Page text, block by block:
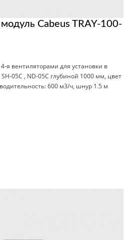
Cabeus TRAY-100-
я вентиляторами для установки в
05C , ND-05C глубиной 1000 мм, цвет
600 м3/ч, шнур 1.5 м